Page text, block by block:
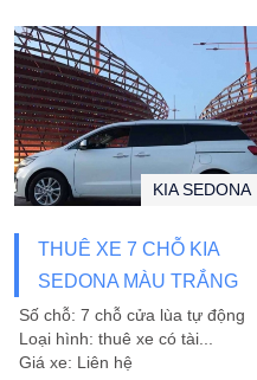
THUÊ XE 7 CHỖ KIA
SEDONA MÀU TRẮNG
TẠI ĐÀ NẴNG
KIA SEDONA
Số chỗ: 7 chỗ cửa lùa tự động
Loại hình: thuê xe có tài...
Giá xe: Liên hệ